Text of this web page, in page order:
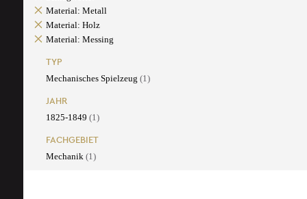
Material: Metall
Material: Holz
Material: Messing
TYP
Mechanisches Spielzeug (1)
JAHR
1825-1849 (1)
FACHGEBIET
Mechanik (1)